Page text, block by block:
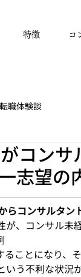
特徴 コ
転職体験談
コン
志望の
らコンサルタン
、コンサル未
ことになり、
いう不利な状況